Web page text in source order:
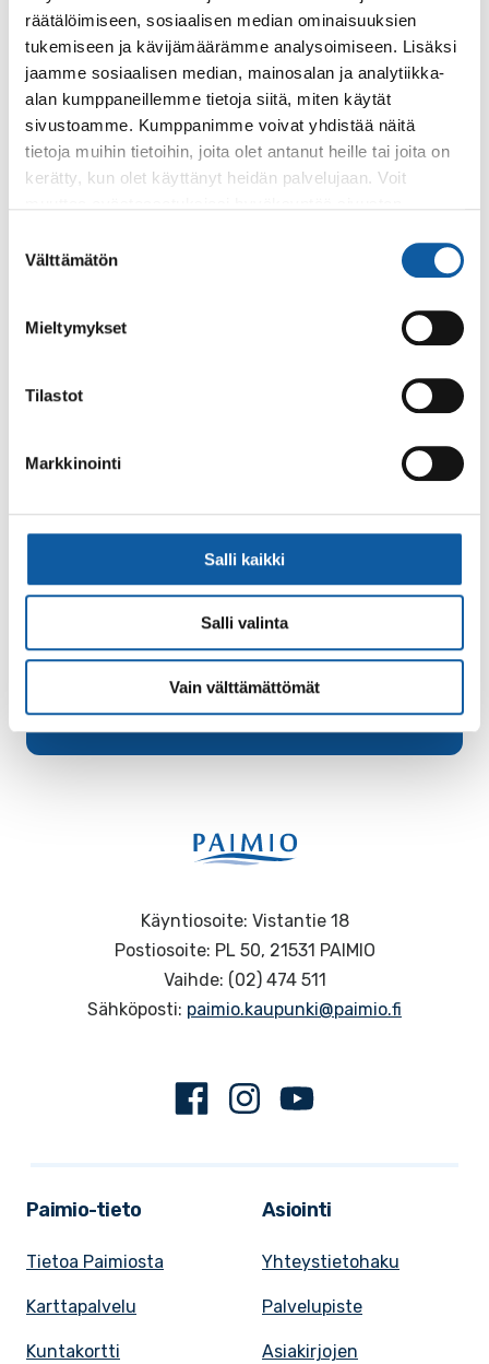
räätälöimiseen, sosiaalisen median ominaisuuksien
tukemiseen ja kävijämäärämme analysoimiseen. Lisäksi
jaamme sosiaalisen median, mainosalan ja analytiikka-
alan kumppaneillemme tietoja siitä, miten käytät
sivustoamme. Kumppanimme voivat yhdistää näitä
tietoja muihin tietoihin, joita olet antanut heille tai joita on
kerätty, kun olet käyttänyt heidän palvelujaan. Voit
valinta
Välttämätön
Mieltymykset
Tilastot
Markkinointi
Salli kaikki
Salli valinta
Vain välttämättömät
Rivitalotonteista on lisätietoja kunkin alueen alasivulla sekä
maksamaan varausmaksun Karttapalvelussa.
Karttapalvelun tonttikauppaan
Palaute
Käyntiosoite: Vistantie 18
Postiosoite: PL 50, 21531 PAIMIO
Vaihde: (02) 474 511
Sähköposti: paimio.kaupunki@paimio.fi
FacebookInstagram
Paimio-tieto
Tietoa Paimiosta
Karttapalvelu
Kuntakortti
Asiointi
Yhteystietohaku
Palvelupiste
Asiakirjojen